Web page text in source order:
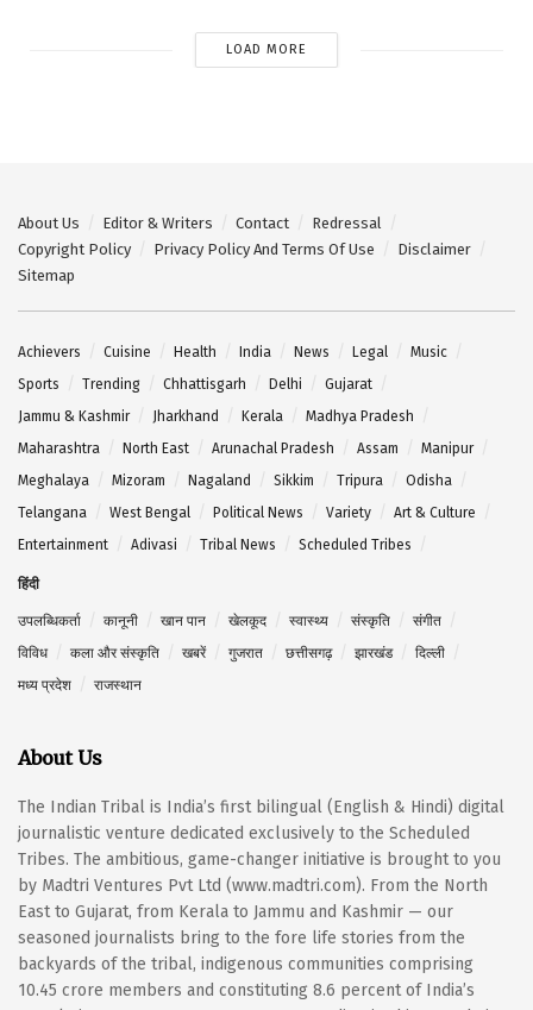
LOAD MORE
About Us Editor & Writers Contact
Redressal
Copyright Policy
Privacy Policy And Terms Of Use
Disclaimer
Sitemap
Achievers Cuisine Health India News Legal
Music
Sports
Trending Chhattisgarh Delhi
Gujarat
Jammu & Kashmir
Jharkhand Kerala
Madhya Pradesh
Maharashtra
North East Arunachal Pradesh Assam
Manipur
Meghalaya
Mizoram Nagaland Sikkim Tripura
Odisha
Telangana
West Bengal Political News Variety
Art & Culture
Entertainment
Adivasi Tribal News Scheduled Tribes
हिंदी
उपलब्धिकर्ता कानूनी खान पान खेलकूद स्वास्थ्य संस्कृति
संगीत
विविध
कला और संस्कृति खबरें गुजरात छत्तीसगढ़ झारखंड
दिल्ली
मध्य प्रदेश
राजस्थान
About Us
The Indian Tribal is India’s first bilingual (English & Hindi) digital
journalistic venture dedicated exclusively to the Scheduled
Tribes. The ambitious, game-changer initiative is brought to you
by Madtri Ventures Pvt Ltd (www.madtri.com). From the North
East to Gujarat, from Kerala to Jammu and Kashmir — our
seasoned journalists bring to the fore life stories from the
backyards of the tribal, indigenous communities comprising
10.45 crore members and constituting 8.6 percent of India’s